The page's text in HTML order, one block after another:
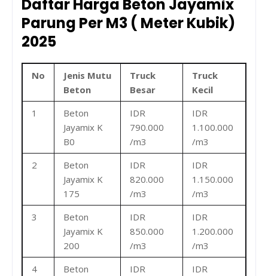
Daftar Harga Beton Jayamix
Parung Per M3 ( Meter Kubik)
2025
No
Jenis Mutu
Beton
Truck
Besar
Truck
Kecil
1
Beton
Jayamix K
B0
IDR
790.000
/m3
IDR
1.100.000
/m3
2
Beton
Jayamix K
175
IDR
820.000
/m3
IDR
1.150.000
/m3
3
Beton
Jayamix K
200
IDR
850.000
/m3
IDR
1.200.000
/m3
4
Beton
IDR
IDR